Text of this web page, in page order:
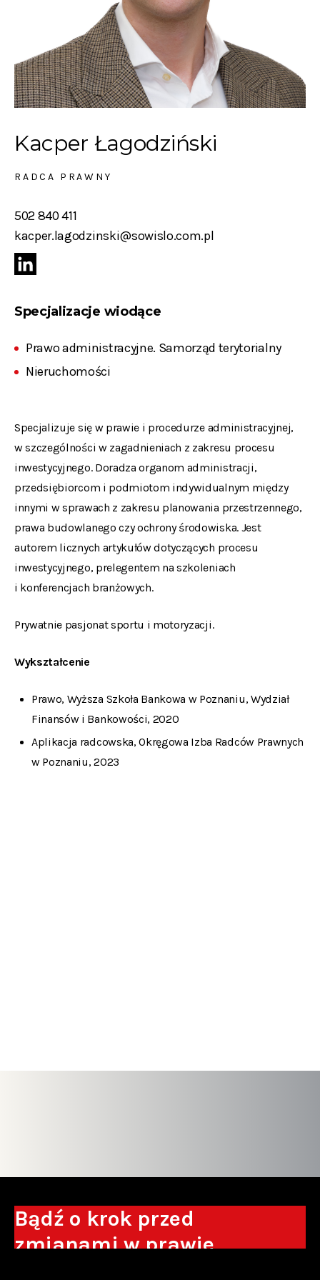
Kacper Łagodziński
RADCA PRAWNY
502 840 411
kacper.lagodzinski@sowislo.com.pl
Specjalizacje wiodące
Prawo administracyjne. Samorząd terytorialny
Nieruchomości
Specjalizuje się w prawie i procedurze administracyjnej,
w szczególności w zagadnieniach z zakresu procesu
inwestycyjnego. Doradza organom administracji,
przedsiębiorcom i podmiotom indywidualnym między
innymi w sprawach z zakresu planowania przestrzennego,
prawa budowlanego czy ochrony środowiska. Jest
autorem licznych artykułów dotyczących procesu
inwestycyjnego, prelegentem na szkoleniach
i konferencjach branżowych.
Prywatnie pasjonat sportu i motoryzacji.
Wykształcenie
Prawo, Wyższa Szkoła Bankowa w Poznaniu, Wydział
Finansów i Bankowości, 2020
Aplikacja radcowska, Okręgowa Izba Radców Prawnych
w Poznaniu, 2023
Bądź o krok przed
zmianami w prawie